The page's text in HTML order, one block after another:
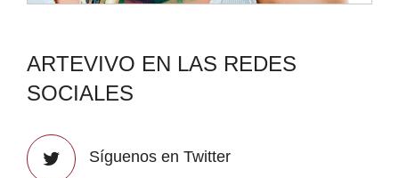
ARTEVIVO EN LAS REDES
SOCIALES
Síguenos en Twitter